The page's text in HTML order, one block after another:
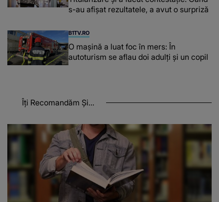
s-au afișat rezultatele, a avut o surpriză
B1TV.RO
O maşină a luat foc în mers: În
autoturism se aflau doi adulți și un copil
Îți Recomandăm Și...